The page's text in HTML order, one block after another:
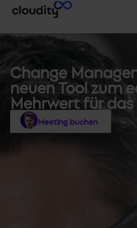
Change
neuen Tool zum
Mehrwert für das
Meeting buchen